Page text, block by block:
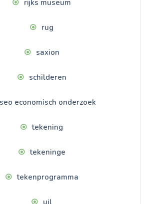
rijks museum
rug
saxion
schilderen
seo economisch onderzoek
tekening
tekeninge
tekenprogramma